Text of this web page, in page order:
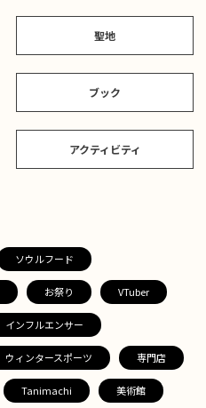
聖地
ブック
アクティビティ
ソウルフード
お祭り VTuber
インフルエンサー
ウィンタースポーツ 専門店
Tanimachi 美術館